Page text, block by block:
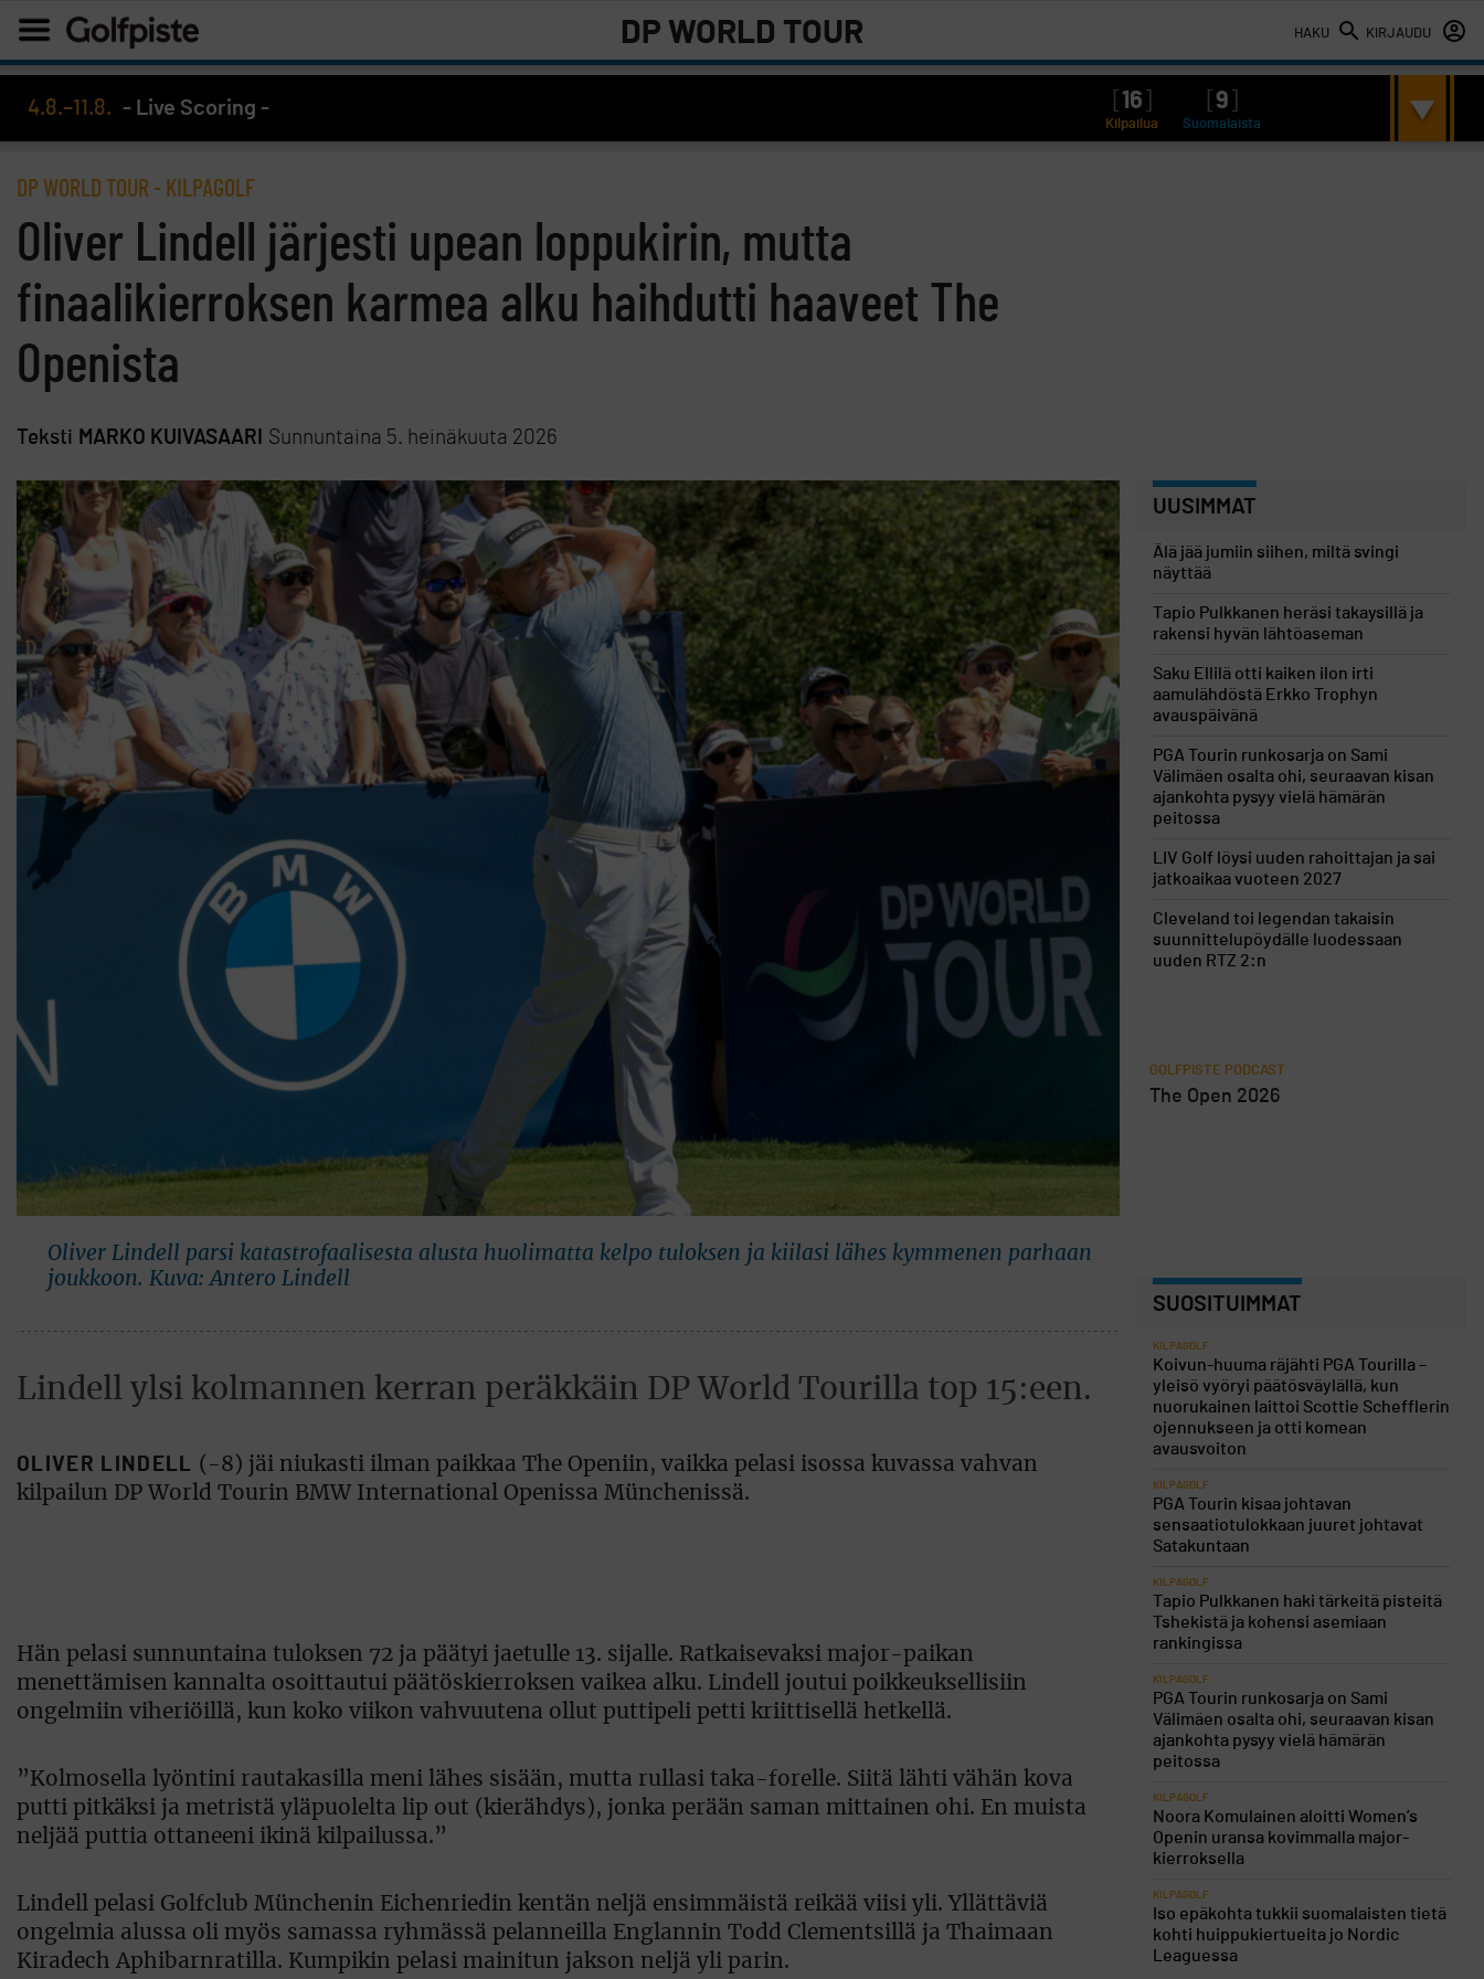
HAKU KIRJAUDU
DP WORLD TOUR
4.8.–11.8. - Live Scoring - 16 9
Kilpailua Suomalaista
DP WORLD TOUR - KILPAGOLF
Oliver Lindell järjesti upean loppukirin, mutta
finaalikierroksen karmea alku haihdutti haaveet The
Openista
Teksti MARKO KUIVASAARI Sunnuntaina 5. heinäkuuta 2026
Oliver Lindell parsi katastrofaalisesta alusta huolimatta kelpo tuloksen ja kiilasi lähes kymmenen parhaan
joukkoon. Kuva: Antero Lindell
Lindell ylsi kolmannen kerran peräkkäin DP World Tourilla top 15:een.
OLIVER LINDELL (-8) jäi niukasti ilman paikkaa The Openiin, vaikka pelasi isossa kuvassa vahvan
kilpailun DP World Tourin BMW International Openissa Münchenissä.
Hän pelasi sunnuntaina tuloksen 72 ja päätyi jaetulle 13. sijalle. Ratkaisevaksi major-paikan
menettämisen kannalta osoittautui päätöskierroksen vaikea alku. Lindell joutui poikkeuksellisiin
ongelmiin viheriöillä, kun koko viikon vahvuutena ollut puttipeli petti kriittisellä hetkellä.
”Kolmosella lyöntini rautakasilla meni lähes sisään, mutta rullasi taka-forelle. Siitä lähti vähän kova
putti pitkäksi ja metristä yläpuolelta lip out (kierähdys), jonka perään saman mittainen ohi. En muista
neljää puttia ottaneeni ikinä kilpailussa.”
Lindell pelasi Golfclub Münchenin Eichenriedin kentän neljä ensimmäistä reikää viisi yli. Yllättäviä
ongelmia alussa oli myös samassa ryhmässä pelanneilla Englannin Todd Clementsillä ja Thaimaan
Kiradech Aphibarnratilla. Kumpikin pelasi mainitun jakson neljä yli parin.
UUSIMMAT
Älä jää jumiin siihen, miltä svingi
näyttää
Tapio Pulkkanen heräsi takaysillä ja
rakensi hyvän lähtöaseman
Saku Ellilä otti kaiken ilon irti
aamulähdöstä Erkko Trophyn
avauspäivänä
PGA Tourin runkosarja on Sami
Välimäen osalta ohi, seuraavan kisan
ajankohta pysyy vielä hämärän
peitossa
LIV Golf löysi uuden rahoittajan ja sai
jatkoaikaa vuoteen 2027
Cleveland toi legendan takaisin
suunnittelupöydälle luodessaan
uuden RTZ 2:n
GOLFPISTE PODCAST
The Open 2026
SUOSITUIMMAT
KILPAGOLF
Koivun-huuma räjähti PGA Tourilla –
yleisö vyöryi päätösväylällä, kun
nuorukainen laittoi Scottie Schefflerin
ojennukseen ja otti komean
avausvoiton
KILPAGOLF
PGA Tourin kisaa johtavan
sensaatiotulokkaan juuret johtavat
Satakuntaan
KILPAGOLF
Tapio Pulkkanen haki tärkeitä pisteitä
Tshekistä ja kohensi asemiaan
rankingissa
KILPAGOLF
PGA Tourin runkosarja on Sami
Välimäen osalta ohi, seuraavan kisan
ajankohta pysyy vielä hämärän
peitossa
KILPAGOLF
Noora Komulainen aloitti Women’s
Openin uransa kovimmalla major-
kierroksella
KILPAGOLF
Iso epäkohta tukkii suomalaisten tietä
kohti huippukiertueita jo Nordic
Leaguessa